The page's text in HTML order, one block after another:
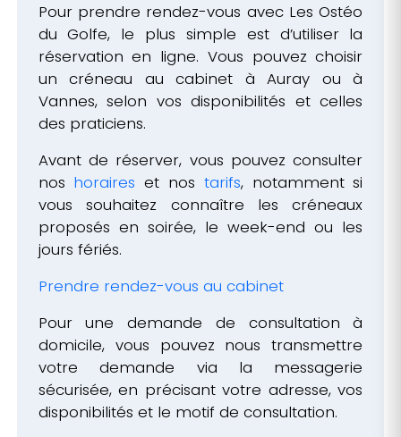
Pour prendre rendez-vous avec Les Ostéo
du Golfe, le plus simple est d’utiliser la
réservation en ligne. Vous pouvez choisir
un créneau au cabinet à Auray ou à
Vannes, selon vos disponibilités et celles
des praticiens.
Avant de réserver, vous pouvez consulter
nos horaires et nos tarifs, notamment si
vous souhaitez connaître les créneaux
proposés en soirée, le week-end ou les
jours fériés.
Prendre rendez-vous au cabinet
Pour une demande de consultation à
domicile, vous pouvez nous transmettre
votre demande via la messagerie
sécurisée, en précisant votre adresse, vos
disponibilités et le motif de consultation.